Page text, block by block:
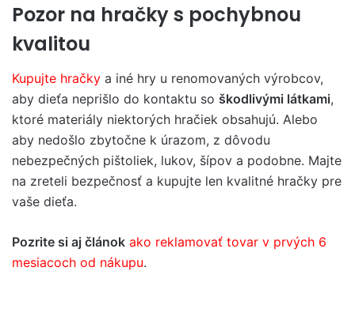
Pozor na hračky s pochybnou
kvalitou
Kupujte hračky a iné hry u renomovaných výrobcov,
aby dieťa neprišlo do kontaktu so škodlivými látkami,
ktoré materiály niektorých hračiek obsahujú. Alebo
aby nedošlo zbytočne k úrazom, z dôvodu
nebezpečných pištoliek, lukov, šípov a podobne. Majte
na zreteli bezpečnosť a kupujte len kvalitné hračky pre
vaše dieťa.
Pozrite si aj článok ako reklamovať tovar v prvých 6
mesiacoch od nákupu.